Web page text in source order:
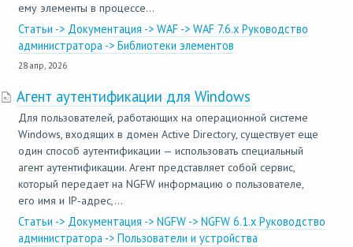
ему элементы в процессе...
Статьи -> Документация -> WAF -> WAF 7.6.x Руководство
администратора -> Библиотеки элементов
28 апр, 2026
Агент аутентификации для Windows
Для пользователей, работающих на операционной системе
Windows, входящих в домен Active Directory, существует еще
один способ аутентификации — использовать специальный
агент аутентификации. Агент представляет собой сервис,
который передает на NGFW информацию о пользователе,
его имя и IP-адрес,...
Статьи -> Документация -> NGFW -> NGFW 6.1.x Руководство
администратора -> Пользователи и устройства